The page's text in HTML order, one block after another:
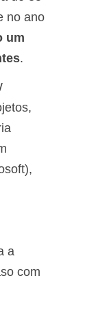
no ano
um
.
a
com